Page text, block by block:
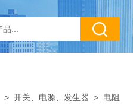
> 开关、电源、发生器 > 电阻